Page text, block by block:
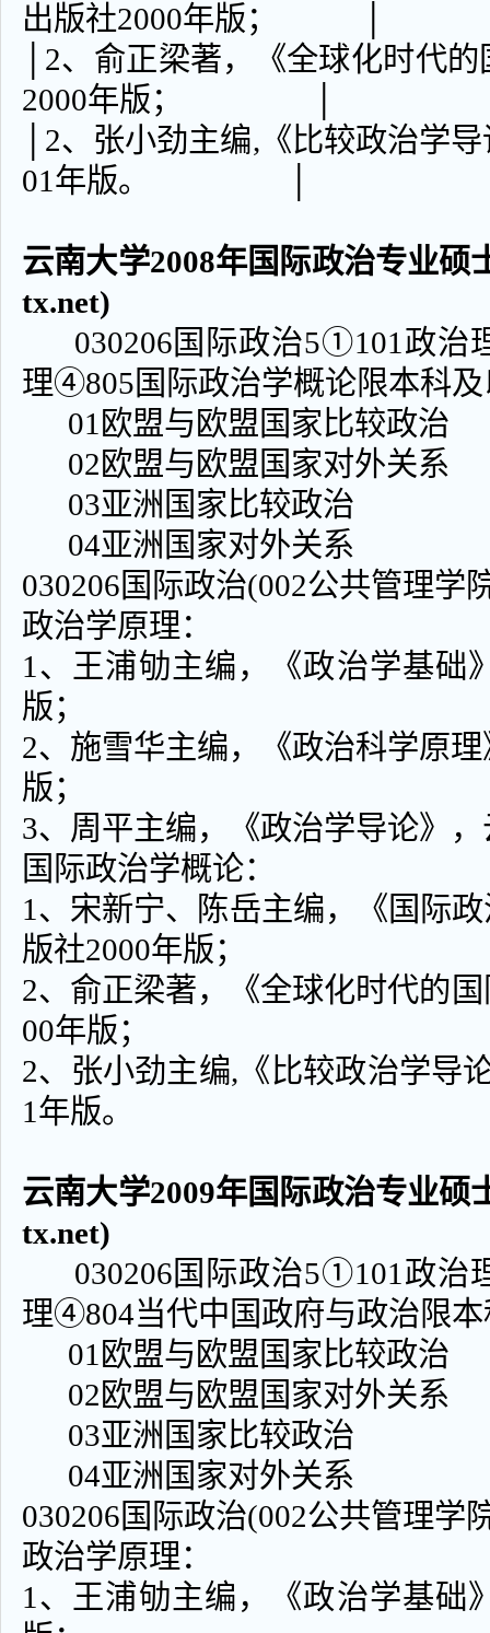
出版社2000年版； │
│2、俞正梁著，《全球化时代
2000年版； │
│2、张小劲主编,《比较政治学
01年版。 │
云南大学2008年国际政治专业硕
tx.net)
030206国际政治5①101政治
理④805国际政治学概论限本科
01欧盟与欧盟国家比较政治
02欧盟与欧盟国家对外关系
03亚洲国家比较政治
04亚洲国家对外关系
030206国际政治(002公共管理学
政治学原理：
1、王浦劬主编，《政治学基础
版；
2、施雪华主编，《政治科学原
版；
3、周平主编，《政治学导论》
国际政治学概论：
1、宋新宁、陈岳主编，《国际
版社2000年版；
2、俞正梁著，《全球化时代的
00年版；
2、张小劲主编,《比较政治学导
1年版。
云南大学2009年国际政治专业硕
tx.net)
030206国际政治5①101政治
理④804当代中国政府与政治限
01欧盟与欧盟国家比较政治
02欧盟与欧盟国家对外关系
03亚洲国家比较政治
04亚洲国家对外关系
030206国际政治(002公共管理学
政治学原理：
1、王浦劬主编，《政治学基础